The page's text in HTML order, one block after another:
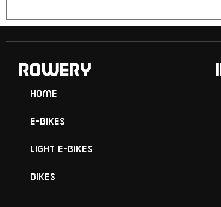
ROWERY
Home
E-Bikes
Light E-Bikes
Bikes